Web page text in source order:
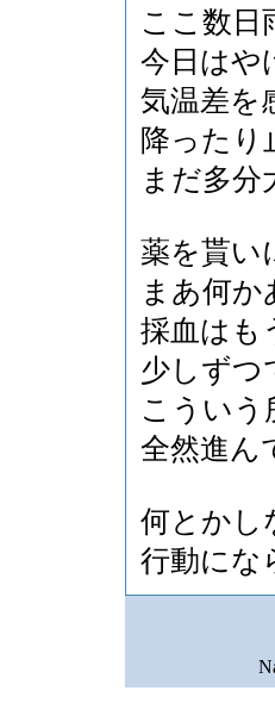
ここ数日
今日はや
気温差を
降ったり
まだ多分
薬を貰い
まあ何
採血はも
少しずつ
こういう
全然進ん
何とかし
行動にな